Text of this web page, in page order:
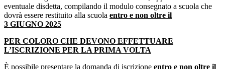
eventuale disdetta, compilando il modulo consegnato a scuola che
dovrà essere restituito alla scuola entro e non oltre il
3 GIUGNO 2025
PER COLORO CHE DEVONO EFFETTUARE
L’ISCRIZIONE PER LA PRIMA VOLTA
È possibile presentare la domanda di iscrizione entro e non oltre il